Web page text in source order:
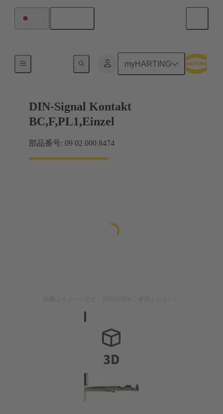
myHARTING
DIN-Signal Kontakt
BC,F,PL1,Einzel
部品番号: 09 02 000 8474